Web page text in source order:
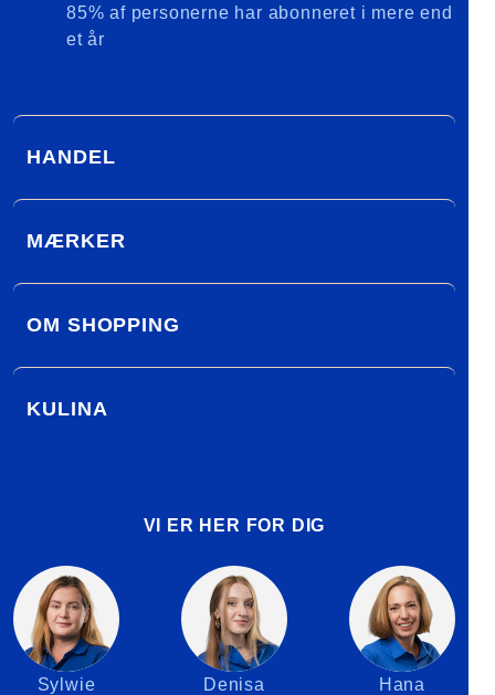
85% af personerne har abonneret i mere end
et år
HANDEL
MÆRKER
OM SHOPPING
KULINA
VI ER HER FOR DIG
Sylwie Denisa Hana